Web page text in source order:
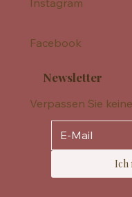
Facebook
Newsletter
Verpassen Sie
Ich